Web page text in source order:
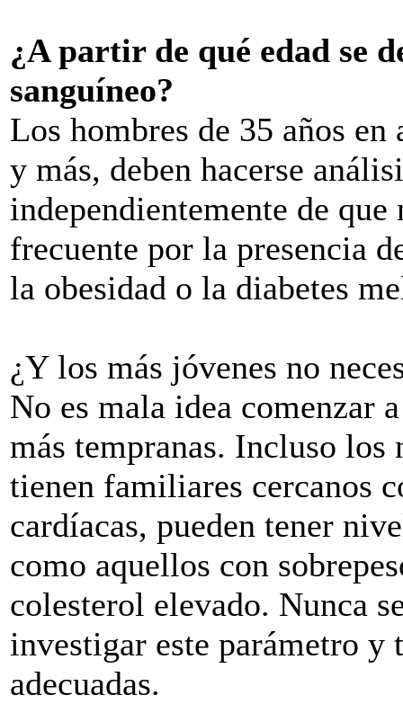
¿A partir de qué edad se
sanguíneo?
Los hombres de 35 años
y más, deben hacerse
independientemente de
frecuente por la presencia
la obesidad o la diabetes
¿Y los más jóvenes no
No es mala idea comenzar
más tempranas. Incluso los
tienen familiares cercanos
cardíacas, pueden tener
como aquellos con
colesterol elevado. Nunca
investigar este parámetro y
adecuadas.